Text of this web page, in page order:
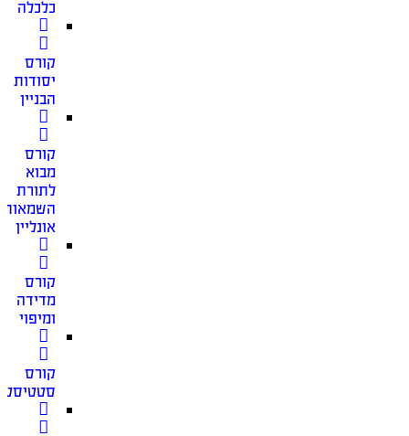
כלכלה
קורס
יסודות
הבניין
קורס
מבוא
לתורת
השמאות
אונליין
קורס
מדידה
ומיפוי
קורס